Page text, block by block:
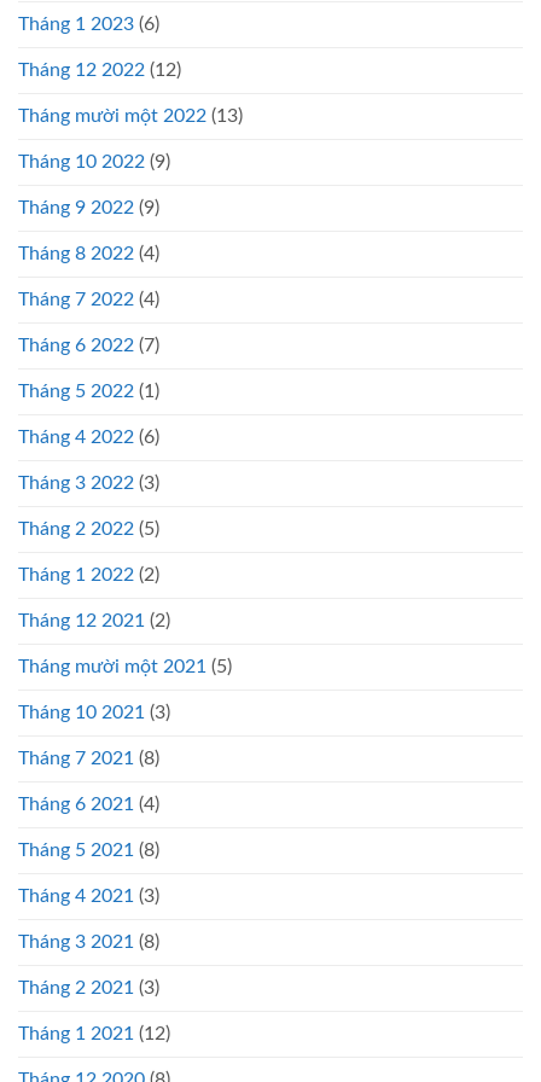
Tháng 1 2023 (6)
Tháng 12 2022 (12)
Tháng mười một 2022 (13)
Tháng 10 2022 (9)
Tháng 9 2022 (9)
Tháng 8 2022 (4)
Tháng 7 2022 (4)
Tháng 6 2022 (7)
Tháng 5 2022 (1)
Tháng 4 2022 (6)
Tháng 3 2022 (3)
Tháng 2 2022 (5)
Tháng 1 2022 (2)
Tháng 12 2021 (2)
Tháng mười một 2021 (5)
Tháng 10 2021 (3)
Tháng 7 2021 (8)
Tháng 6 2021 (4)
Tháng 5 2021 (8)
Tháng 4 2021 (3)
Tháng 3 2021 (8)
Tháng 2 2021 (3)
Tháng 1 2021 (12)